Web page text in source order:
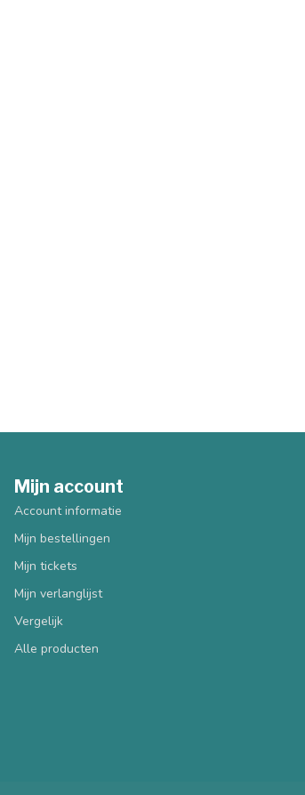
Mijn account
Account informatie
Mijn bestellingen
Mijn tickets
Mijn verlanglijst
Vergelijk
Alle producten